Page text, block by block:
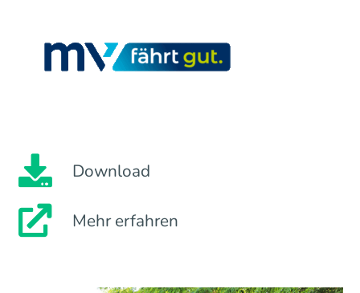
Download
Mehr erfahren